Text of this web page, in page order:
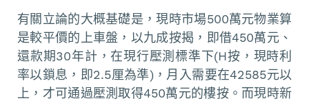
有關立論的大概基礎是，現時市場500萬元物業算
是較平價的上車盤，以九成按揭，即借450萬元、
還款期30年計，在現行壓測標準下(H按，現時利
率以鎖息，即2.5厘為準)，月入需要在42585元以
上，才可通過壓測取得450萬元的樓按。而現時新